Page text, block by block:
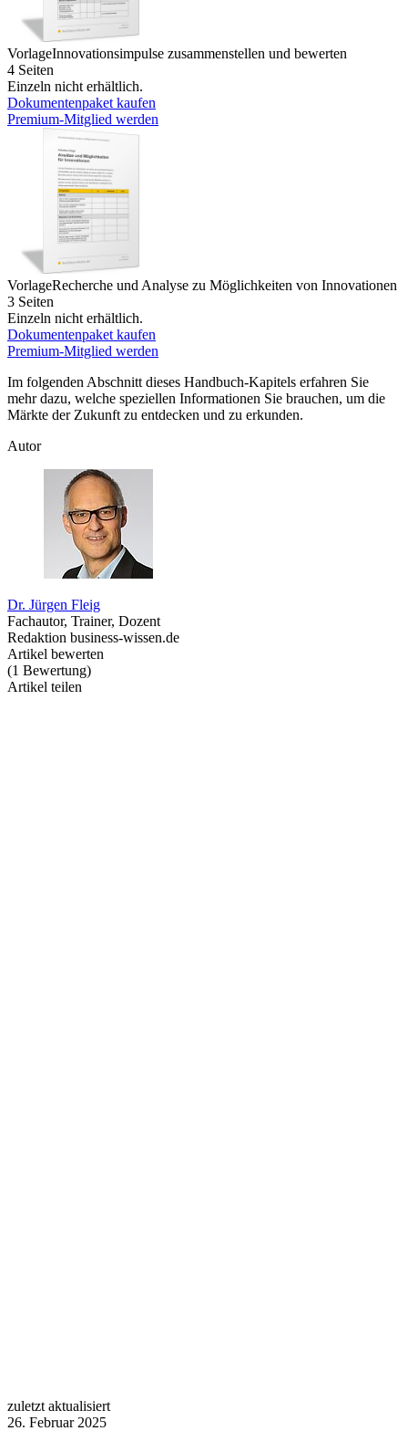
VorlageInnovationsimpulse zusammenstellen und bewerten
4 Seiten
Einzeln nicht erhältlich.
Dokumentenpaket kaufen
Premium-Mitglied werden
VorlageRecherche und Analyse zu Möglichkeiten von Innovationen
3 Seiten
Einzeln nicht erhältlich.
Dokumentenpaket kaufen
Premium-Mitglied werden
Im folgenden Abschnitt dieses Handbuch-Kapitels erfahren Sie
mehr dazu, welche speziellen Informationen Sie brauchen, um die
Märkte der Zukunft zu entdecken und zu erkunden.
Autor
Dr. Jürgen Fleig
Fachautor, Trainer, Dozent
Redaktion business-wissen.de
Artikel bewerten
(1 Bewertung)
Artikel teilen
zuletzt aktualisiert
26. Februar 2025